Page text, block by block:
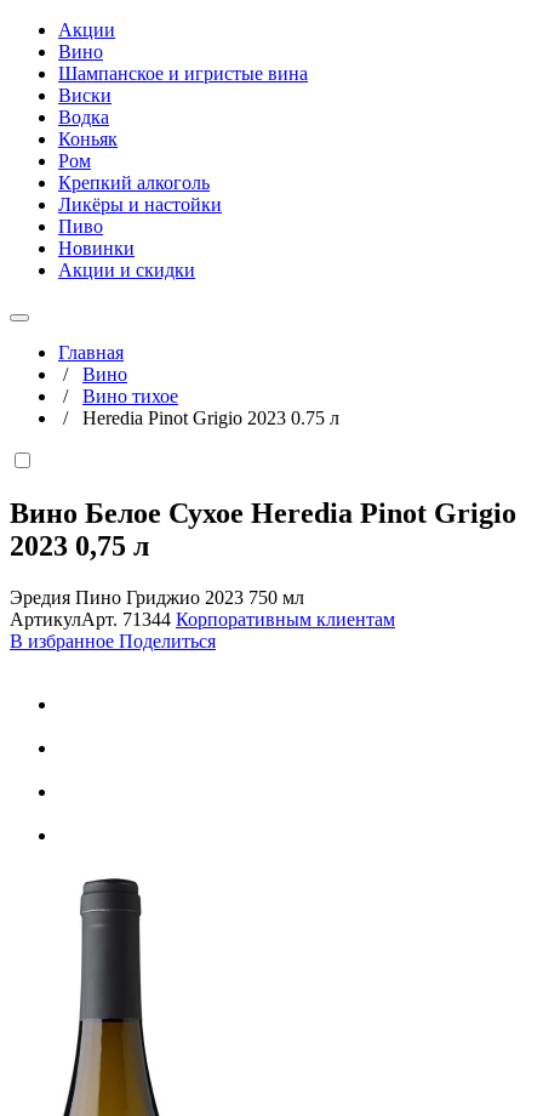
Акции
Вино
Шампанское и игристые вина
Виски
Водка
Коньяк
Ром
Крепкий алкоголь
Ликёры и настойки
Пиво
Новинки
Акции и скидки
Главная
/ Вино
/ Вино тихое
/ Heredia Pinot Grigio 2023 0.75 л
Вино Белое Сухое Heredia Pinot Grigio
2023 0,75 л
Эредия Пино Гриджио 2023 750 мл
АртикулАрт. 71344 Корпоративным клиентам
В избранное Поделиться